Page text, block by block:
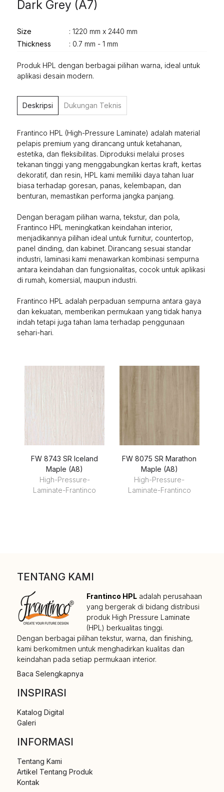
Dark Grey (A7)
Size
: 1220 mm x 2440 mm
Thickness
: 0.7 mm - 1 mm
Produk HPL dengan berbagai pilihan warna, ideal untuk
aplikasi desain modern.
Deskripsi Dukungan Teknis
Frantinco HPL (High-Pressure Laminate) adalah material
pelapis premium yang dirancang untuk ketahanan,
estetika, dan fleksibilitas. Diproduksi melalui proses
tekanan tinggi yang menggabungkan kertas kraft, kertas
dekoratif, dan resin, HPL kami memiliki daya tahan luar
biasa terhadap goresan, panas, kelembapan, dan
benturan, memastikan performa jangka panjang.
Dengan beragam pilihan warna, tekstur, dan pola,
Frantinco HPL meningkatkan keindahan interior,
menjadikannya pilihan ideal untuk furnitur, countertop,
panel dinding, dan kabinet. Dirancang sesuai standar
industri, laminasi kami menawarkan kombinasi sempurna
antara keindahan dan fungsionalitas, cocok untuk aplikasi
di rumah, komersial, maupun industri.
Frantinco HPL adalah perpaduan sempurna antara gaya
dan kekuatan, memberikan permukaan yang tidak hanya
indah tetapi juga tahan lama terhadap penggunaan
sehari-hari.
FW 8743 SR Iceland
Maple (A8)
High-Pressure-
Laminate-Frantinco
FW 8075 SR Marathon
Maple (A8)
High-Pressure-
Laminate-Frantinco
TENTANG KAMI
Frantinco HPL adalah perusahaan
yang bergerak di bidang distribusi
produk High Pressure Laminate
(HPL) berkualitas tinggi.
Dengan berbagai pilihan tekstur, warna, dan finishing,
kami berkomitmen untuk menghadirkan kualitas dan
keindahan pada setiap permukaan interior.
Baca Selengkapnya
INSPIRASI
Katalog Digital
Galeri
INFORMASI
Tentang Kami
Artikel Tentang Produk
Kontak